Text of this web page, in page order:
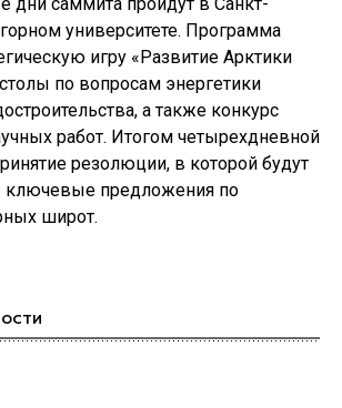
университете. Программа
игру «Развитие Арктики
по вопросам энергетики
а также конкурс
работ. Итогом четырехдневной
резолюции, в которой будут
ключевые предложения по
широт.